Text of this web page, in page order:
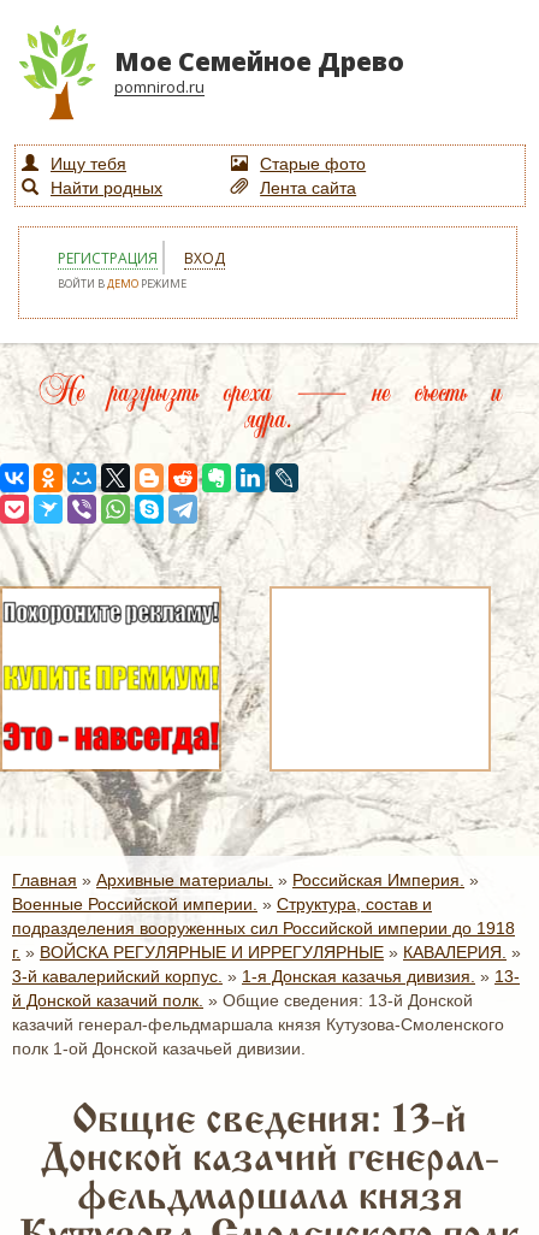
Мое Семейное Древо
pomnirod.ru
Ищу тебя
Старые фото
Найти родных
Лента сайта
РЕГИСТРАЦИЯ ВХОД
ВОЙТИ ВДЕМО РЕЖИМЕ
Не разгрызть ореха — не съесть и
ядра.
Главная » Архивные материалы. » Российская Империя. »
Военные Российской империи. » Структура, состав и
подразделения вооруженных сил Российской империи до 1918
г. » ВОЙСКА РЕГУЛЯРНЫЕ И ИРРЕГУЛЯРНЫЕ » КАВАЛЕРИЯ. »
3-й кавалерийский корпус. » 1-я Донская казачья дивизия. » 13-
й Донской казачий полк. » Общие сведения: 13-й Донской
казачий генерал-фельдмаршала князя Кутузова-Смоленского
полк 1-ой Донской казачьей дивизии.
Общие сведения: 13-й
Донской казачий генерал-
фельдмаршала князя